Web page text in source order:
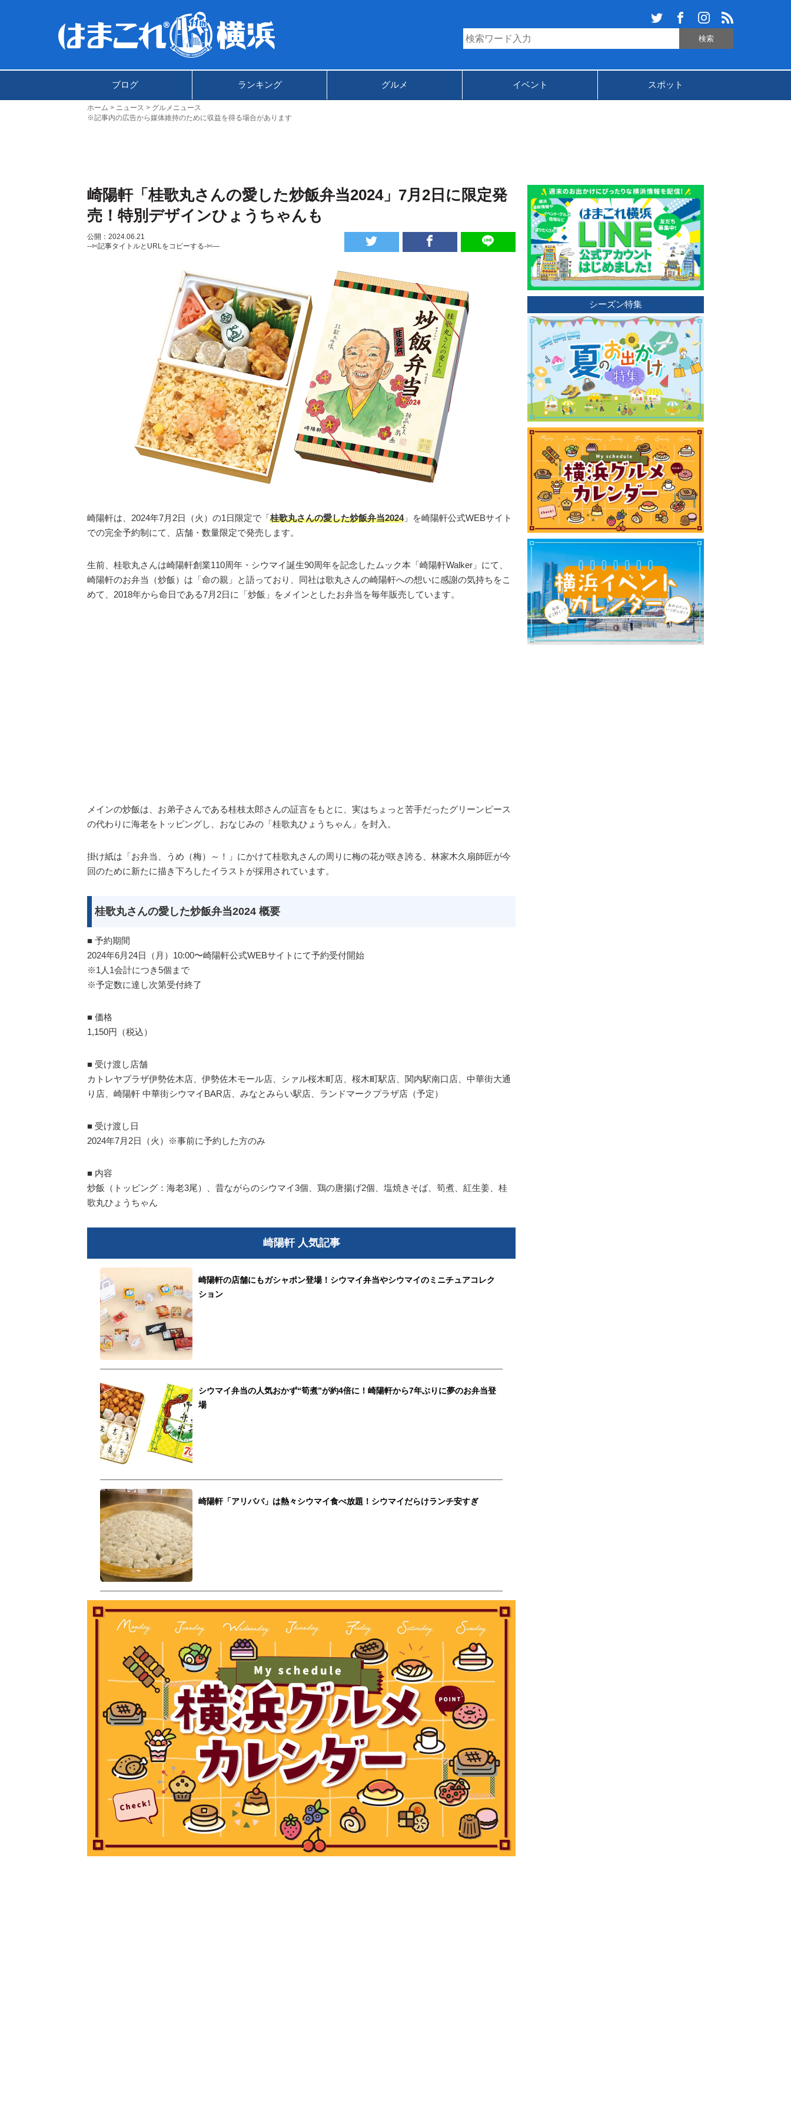
ブログ ランキング グルメ イベント スポット
ホーム ニュース
グルメニュース
※記事内の広告から媒体維持のために収益を得る場合があります
崎陽軒「桂歌丸さんの愛した炒飯弁当2024」7月2日に限定発
売！特別デザインひょうちゃんも
公開：2024.06.21
--✄記事タイトルとURLをコピーする-✄—
崎陽軒は、2024年7月2日（火）の1日限定で「桂歌丸さんの愛した炒飯弁当2024」を崎陽軒公式WEBサイト
での完全予約制にて、店舗・数量限定で発売します。
生前、桂歌丸さんは崎陽軒創業110周年・シウマイ誕生90周年を記念したムック本「崎陽軒Walker」にて、
崎陽軒のお弁当（炒飯）は「命の親」と語っており、同社は歌丸さんの崎陽軒への想いに感謝の気持ちをこ
めて、2018年から命日である7月2日に「炒飯」をメインとしたお弁当を毎年販売しています。
メインの炒飯は、お弟子さんである桂枝太郎さんの証言をもとに、実はちょっと苦手だったグリーンピース
の代わりに海老をトッピングし、おなじみの「桂歌丸ひょうちゃん」を封入。
掛け紙は「お弁当、うめ（梅）～！」にかけて桂歌丸さんの周りに梅の花が咲き誇る、林家木久扇師匠が今
回のために新たに描き下ろしたイラストが採用されています。
桂歌丸さんの愛した炒飯弁当2024 概要
■ 予約期間
2024年6月24日（月）10:00〜崎陽軒公式WEBサイトにて予約受付開始
※1人1会計につき5個まで
※予定数に達し次第受付終了
■ 価格
1,150円（税込）
■ 受け渡し店舗
カトレヤプラザ伊勢佐木店、伊勢佐木モール店、シァル桜木町店、桜木町駅店、関内駅南口店、中華街大通
り店、崎陽軒 中華街シウマイBAR店、みなとみらい駅店、ランドマークプラザ店（予定）
■ 受け渡し日
2024年7月2日（火）※事前に予約した方のみ
■ 内容
炒飯（トッピング：海老3尾）、昔ながらのシウマイ3個、鶏の唐揚げ2個、塩焼きそば、筍煮、紅生姜、桂
歌丸ひょうちゃん
崎陽軒 人気記事
崎陽軒の店舗にもガシャポン登場！シウマイ弁当やシウマイのミニチュアコレク
ション
シウマイ弁当の人気おかず“筍煮”が約4倍に！崎陽軒から7年ぶりに夢のお弁当登
場
崎陽軒「アリババ」は熱々シウマイ食べ放題！シウマイだらけランチ安すぎ
シーズン特集